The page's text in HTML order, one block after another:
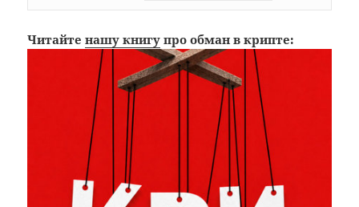
Читайтенашу книгу про обман в крипте: